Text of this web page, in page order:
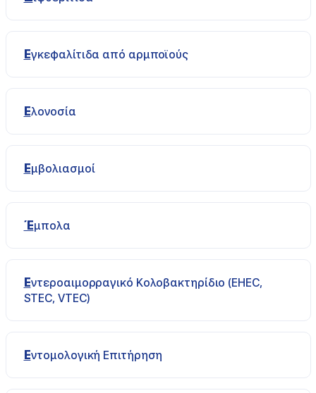
Εγκεφαλίτιδα από αρμποϊούς
Ελονοσία
Εμβολιασμοί
Έμπολα
Εντεροαιμορραγικό Κολοβακτηρίδιο (EHEC,
STEC, VTEC)
Εντομολογική Επιτήρηση